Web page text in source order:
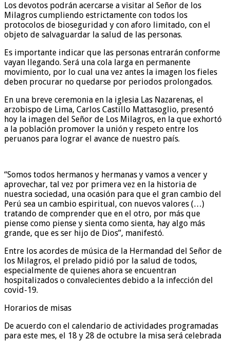
Los devotos podrán acercarse a visitar al Señor de los
Milagros cumpliendo estrictamente con todos los
protocolos de bioseguridad y con aforo limitado, con el
objeto de salvaguardar la salud de las personas.
Es importante indicar que las personas entrarán conforme
vayan llegando. Será una cola larga en permanente
movimiento, por lo cual una vez antes la imagen los fieles
deben procurar no quedarse por periodos prolongados.
En una breve ceremonia en la iglesia Las Nazarenas, el
arzobispo de Lima, Carlos Castillo Mattasoglio, presentó
hoy la imagen del Señor de Los Milagros, en la que exhortó
a la población promover la unión y respeto entre los
peruanos para lograr el avance de nuestro país.
“Somos todos hermanos y hermanas y vamos a vencer y
aprovechar, tal vez por primera vez en la historia de
nuestra sociedad, una ocasión para que el gran cambio del
Perú sea un cambio espiritual, con nuevos valores (…)
tratando de comprender que en el otro, por más que
piense como piense y sienta como sienta, hay algo más
grande, que es ser hijo de Dios”, manifestó.
Entre los acordes de música de la Hermandad del Señor de
los Milagros, el prelado pidió por la salud de todos,
especialmente de quienes ahora se encuentran
hospitalizados o convalecientes debido a la infección del
covid-19.
Horarios de misas
De acuerdo con el calendario de actividades programadas
para este mes, el 18 y 28 de octubre la misa será celebrada